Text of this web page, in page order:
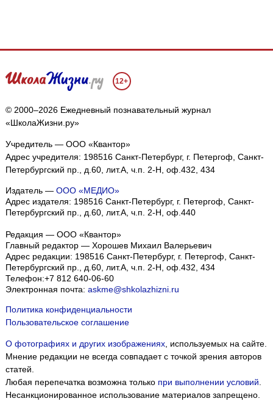
12+
© 2000–2026 Ежедневный познавательный журнал
«ШколаЖизни.ру»
Учредитель — ООО «Квантор»
Адрес учредителя: 198516 Санкт-Петербург, г. Петергоф, Санкт-
Петербургский пр., д.60, лит.А, ч.п. 2-Н, оф.432, 434
Издатель — ООО «МЕДИО»
Адрес издателя: 198516 Санкт-Петербург, г. Петергоф, Санкт-
Петербургский пр., д.60, лит.А, ч.п. 2-Н, оф.440
Редакция — ООО «Квантор»
Главный редактор — Хорошев Михаил Валерьевич
Адрес редакции: 198516 Санкт-Петербург, г. Петергоф, Санкт-
Петербургский пр., д.60, лит.А, ч.п. 2-Н, оф.432, 434
Телефон:+7 812 640-06-60
Электронная почта: askme@shkolazhizni.ru
Политика конфиденциальности
Пользовательское соглашение
О фотографиях и других изображениях, используемых на сайте.
Мнение редакции не всегда совпадает с точкой зрения авторов
статей.
Любая перепечатка возможна только при выполнении условий.
Несанкционированное использование материалов запрещено.